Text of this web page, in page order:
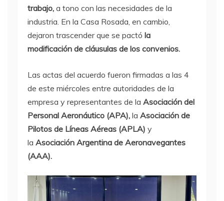
trabajo, a tono con las necesidades de la
industria. En la Casa Rosada, en cambio,
dejaron trascender que se pactó la
modificación de cláusulas de los convenios.
Las actas del acuerdo fueron firmadas a las 4
de este miércoles entre autoridades de la
empresa y representantes de la Asociación del
Personal Aeronáutico (APA), la Asociación de
Pilotos de Líneas Aéreas (APLA) y
la Asociación Argentina de Aeronavegantes
(AAA).